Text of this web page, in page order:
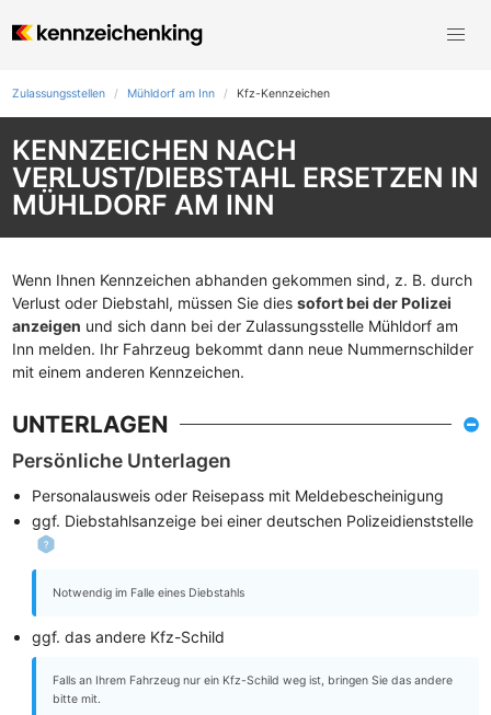
Zulassungsstellen Mühldorf am Inn Kfz-Kennzeichen
KENNZEICHEN NACH
VERLUST/DIEBSTAHL ERSETZEN IN
MÜHLDORF AM INN
Wenn Ihnen Kennzeichen abhanden gekommen sind, z. B. durch
Verlust oder Diebstahl, müssen Sie dies sofort bei der Polizei
anzeigen und sich dann bei der Zulassungsstelle Mühldorf am
Inn melden. Ihr Fahrzeug bekommt dann neue Nummernschilder
mit einem anderen Kennzeichen.
UNTERLAGEN
Persönliche Unterlagen
Personalausweis oder Reisepass mit Meldebescheinigung
ggf. Diebstahlsanzeige bei einer deutschen Polizeidienststelle
Notwendig im Falle eines Diebstahls
ggf. das andere Kfz-Schild
Falls an Ihrem Fahrzeug nur ein Kfz-Schild weg ist, bringen Sie das andere
bitte mit.